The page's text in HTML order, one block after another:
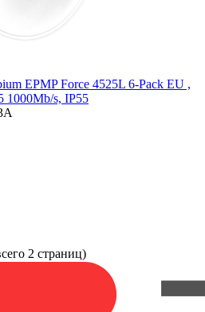
EPMP Force 4525L 6-Pack EU ,
1000Mb/s, IP55
2 страниц)